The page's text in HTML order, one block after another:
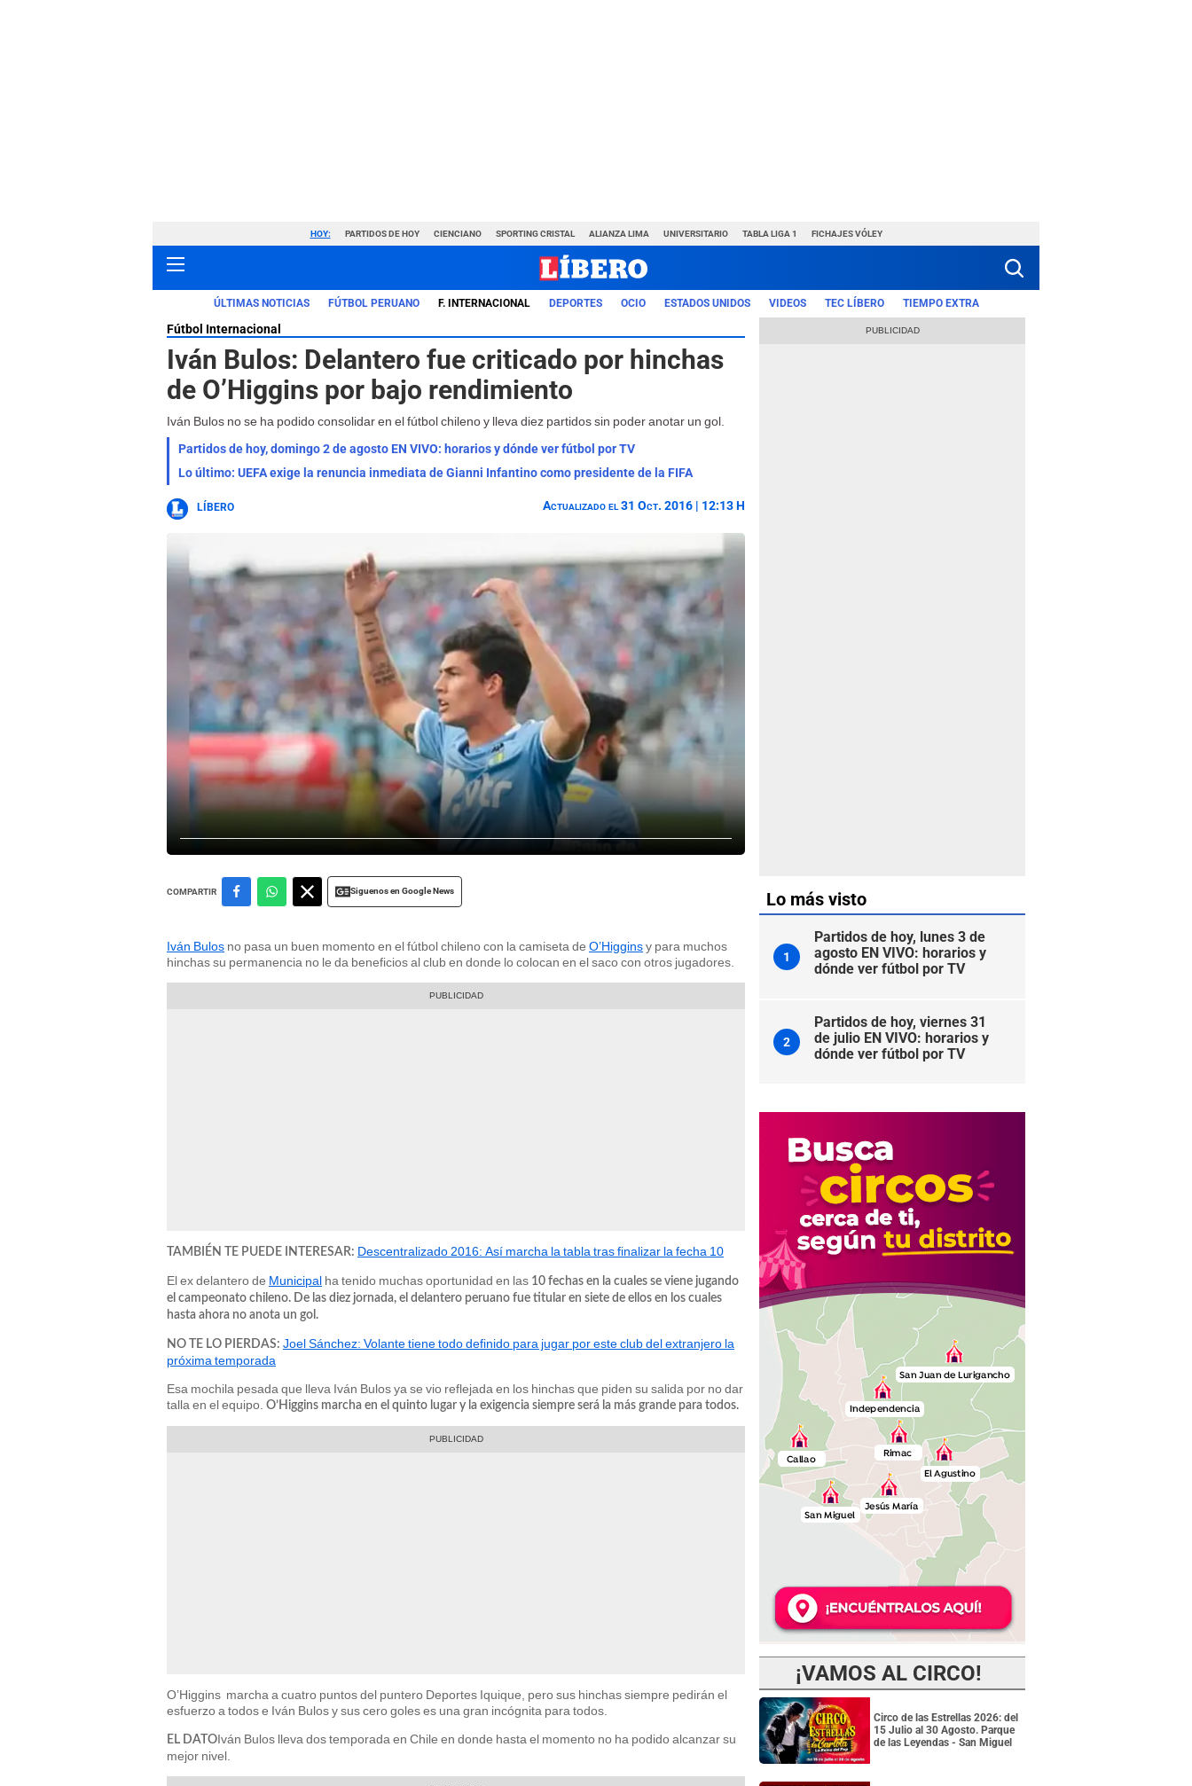
HOY: PARTIDOS DE HOY CIENCIANO SPORTING CRISTAL ALIANZA LIMA UNIVERSITARIO TABLA LIGA 1 FICHAJES VÓLEY
ÚLTIMAS NOTICIAS FÚTBOL PERUANO F. INTERNACIONAL DEPORTES OCIO ESTADOS UNIDOS VIDEOS TEC LÍBERO TIEMPO EXTRA
Fútbol Internacional
Iván Bulos: Delantero fue criticado por hinchas
de O’Higgins por bajo rendimiento
Iván Bulos no se ha podido consolidar en el fútbol chileno y lleva diez partidos sin poder anotar un gol.
Partidos de hoy, domingo 2 de agosto EN VIVO: horarios y dónde ver fútbol por TV
Lo último: UEFA exige la renuncia inmediata de Gianni Infantino como presidente de la FIFA
LÍBERO Actualizado el 31 Oct. 2016 | 12:13 H
COMPARTIR Siguenos en Google News
Iván Bulos no pasa un buen momento en el fútbol chileno con la camiseta de O’Higginsy para muchos
hinchas su permanencia no le da beneficios al club en donde lo colocan en el saco con otros jugadores.
TAMBIÉN TE PUEDE INTERESAR: Descentralizado 2016: Así marcha la tabla tras finalizar la fecha 10
El ex delantero de Municipal ha tenido muchas oportunidad en las 10 fechas en la cuales se viene jugando
el campeonato chileno. De las diez jornada, el delantero peruano fue titular en siete de ellos en los cuales
hasta ahora no anota un gol.
NO TE LO PIERDAS: Joel Sánchez: Volante tiene todo definido para jugar por este club del extranjero la
próxima temporada
Esa mochila pesada que lleva Iván Bulos ya se vio reflejada en los hinchas que piden su salida por no dar
talla en el equipo. O’Higgins marcha en el quinto lugar y la exigencia siempre será la más grande para todos.
O’Higgins marcha a cuatro puntos del puntero Deportes Iquique, pero sus hinchas siempre pedirán el
esfuerzo a todos e Iván Bulos y sus cero goles es una gran incógnita para todos.
EL DATOIván Bulos lleva dos temporada en Chile en donde hasta el momento no ha podido alcanzar su
mejor nivel.
Lo más visto
1
Partidos de hoy, lunes 3 de
agosto EN VIVO: horarios y
dónde ver fútbol por TV
2
Partidos de hoy, viernes 31
de julio EN VIVO: horarios y
dónde ver fútbol por TV
¡VAMOS AL CIRCO!
Circo de las Estrellas 2026: del
15 Julio al 30 Agosto. Parque
de las Leyendas - San Miguel